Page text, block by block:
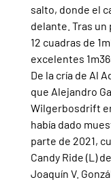
salto, donde el
delante. Tras
12 cuadras de
excelentes
De la cría de Al
que Alejandro
Wilgerbosdrift
había dado
parte de 2021,
Candy Ride (L)
Joaquín V.